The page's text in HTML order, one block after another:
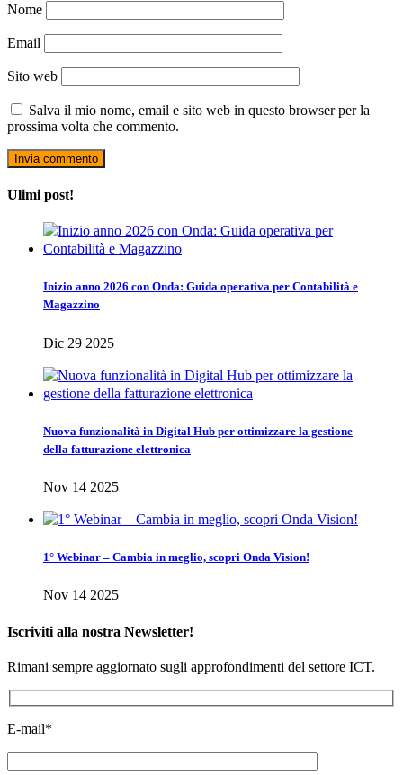
Nome
Email
Sito web
Salva il mio nome, email e sito web in questo browser per la
prossima volta che commento.
Ulimi post!
Inizio anno 2026 con Onda: Guida operativa per Contabilità e
Magazzino
Dic 29 2025
Nuova funzionalità in Digital Hub per ottimizzare la gestione
della fatturazione elettronica
Nov 14 2025
1° Webinar – Cambia in meglio, scopri Onda Vision!
Nov 14 2025
Iscriviti alla nostra Newsletter!
Rimani sempre aggiornato sugli approfondimenti del settore ICT.
E-mail*